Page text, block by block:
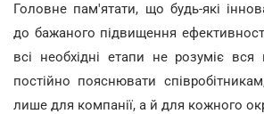
Головне пам'ятати, що будь-які
до бажаного підвищення
всі необхідні етапи не розуміє
постійно пояснювати
лише для компанії, а й для кожного